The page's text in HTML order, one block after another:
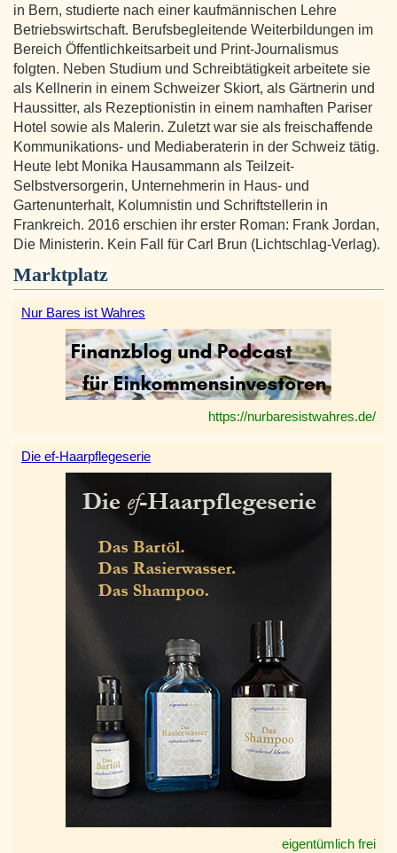
in Bern, studierte nach einer kaufmännischen Lehre
Betriebswirtschaft. Berufsbegleitende Weiterbildungen im
Bereich Öffentlichkeitsarbeit und Print-Journalismus
folgten. Neben Studium und Schreibtätigkeit arbeitete sie
als Kellnerin in einem Schweizer Skiort, als Gärtnerin und
Haussitter, als Rezeptionistin in einem namhaften Pariser
Hotel sowie als Malerin. Zuletzt war sie als freischaffende
Kommunikations- und Mediaberaterin in der Schweiz tätig.
Heute lebt Monika Hausammann als Teilzeit-
Selbstversorgerin, Unternehmerin in Haus- und
Gartenunterhalt, Kolumnistin und Schriftstellerin in
Frankreich. 2016 erschien ihr erster Roman: Frank Jordan,
Die Ministerin. Kein Fall für Carl Brun (Lichtschlag-Verlag).
Marktplatz
Nur Bares ist Wahres
https://nurbaresistwahres.de/
Die ef-Haarpflegeserie
eigentümlich frei